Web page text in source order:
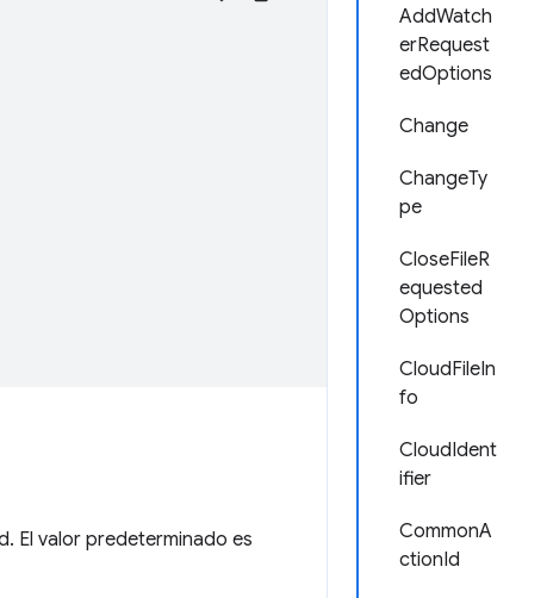
AddWatch
erRequest
edOptions
Change
ChangeTy
pe
CloseFileR
equested
Options
CloudFileIn
fo
CloudIdent
ifier
CommonA
ctionId
El valor predeterminado es